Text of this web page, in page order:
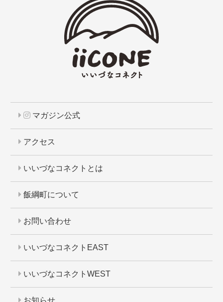
マガジン公式
アクセス
いいづなコネクトとは
飯綱町について
お問い合わせ
いいづなコネクトEAST
いいづなコネクトWEST